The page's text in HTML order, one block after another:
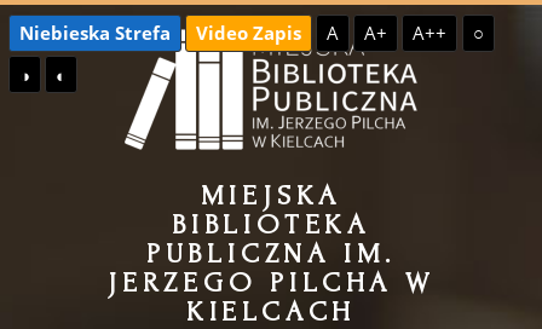
Przejdź
do
treści
Przejdź
do
menu
Niebieska Strefa Video Zapis A A+ A++
○
◑
◐
MIEJSKA
BIBLIOTEKA
PUBLICZNA IM.
JERZEGO PILCHA W
KIELCACH